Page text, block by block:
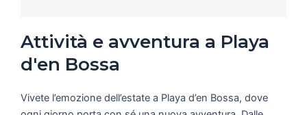
Attività e avventura a Playa
d'en Bossa
Vivete l’emozione dell’estate a Playa d’en Bossa, dove